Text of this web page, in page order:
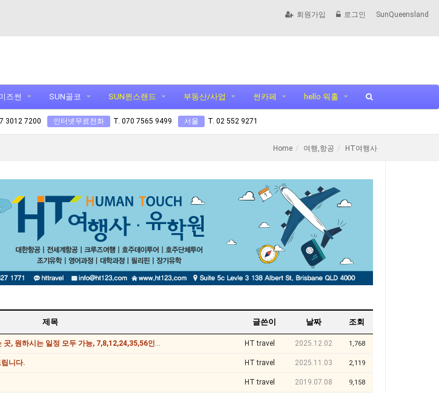
회원가입 로그인 SunQueensland
즈썬 SUN골코 SUN퀸스랜드 부동산/사업 썬카페 hello 워홀
3012 7200 인터넷무료전화 T. 070 7565 9499 서울 T. 02 552 9271
Home 여행,항공 HT여행사
제목 글쓴이 날짜 조회
[프라이빗 투어] 브리즈번 전 지역 (원하시는 곳, 원하시는 일정 모두 가능, 7,8,12,24,35,56인승 가능) HT travel 2025.12.02 1,768
니다. HT travel 2025.11.03 2,119
HT travel 2019.07.08 9,158